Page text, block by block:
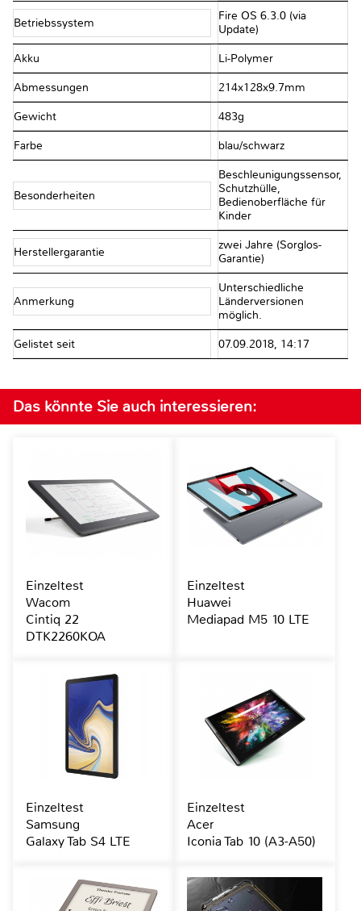
Betriebssystem
Fire OS 6.3.0 (via
Update)
Akku Li-Polymer
Abmessungen 214x128x9.7mm
Gewicht 483g
Farbe blau/​schwarz
Besonderheiten
Beschleunigungssensor,
Schutzhülle,
Bedienoberfläche für
Kinder
Herstellergarantie
zwei Jahre (Sorglos-
Garantie)
Anmerkung
Unterschiedliche
Länderversionen
möglich.
Gelistet seit 07.09.2018, 14:17
Das könnte Sie auch interessieren:
Einzeltest
Wacom
Cintiq 22
DTK2260KOA
Einzeltest
Huawei
Mediapad M5 10 LTE
Einzeltest
Samsung
Galaxy Tab S4 LTE
Einzeltest
Acer
Iconia Tab 10 (A3-A50)